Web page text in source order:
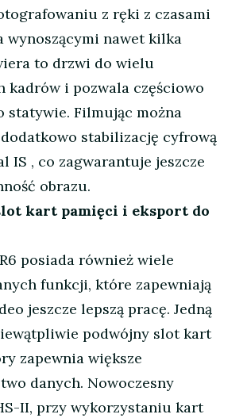
z ręki z czasami
wynoszącymi nawet kilka
to drzwi do wielu
kadrów i pozwala częściowo
statywie. Filmując można
stabilizację cyfrową
IS , co zagwarantuje jeszcze
obrazu.
kart pamięci i eksport do
posiada również wiele
funkcji, które zapewniają
jeszcze lepszą pracę. Jedną
podwójny slot kart
zapewnia większe
danych. Nowoczesny
II, przy wykorzystaniu kart